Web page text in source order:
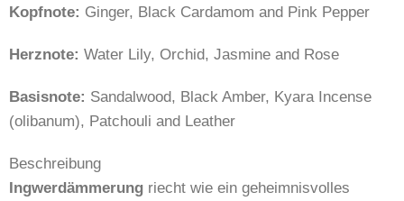
Kopfnote: Ginger, Black Cardamom and Pink Pepper
Herznote: Water Lily, Orchid, Jasmine and Rose
Basisnote: Sandalwood, Black Amber, Kyara Incense
(olibanum), Patchouli and Leather
Beschreibung
Ingwerdämmerung riecht wie ein geheimnisvolles